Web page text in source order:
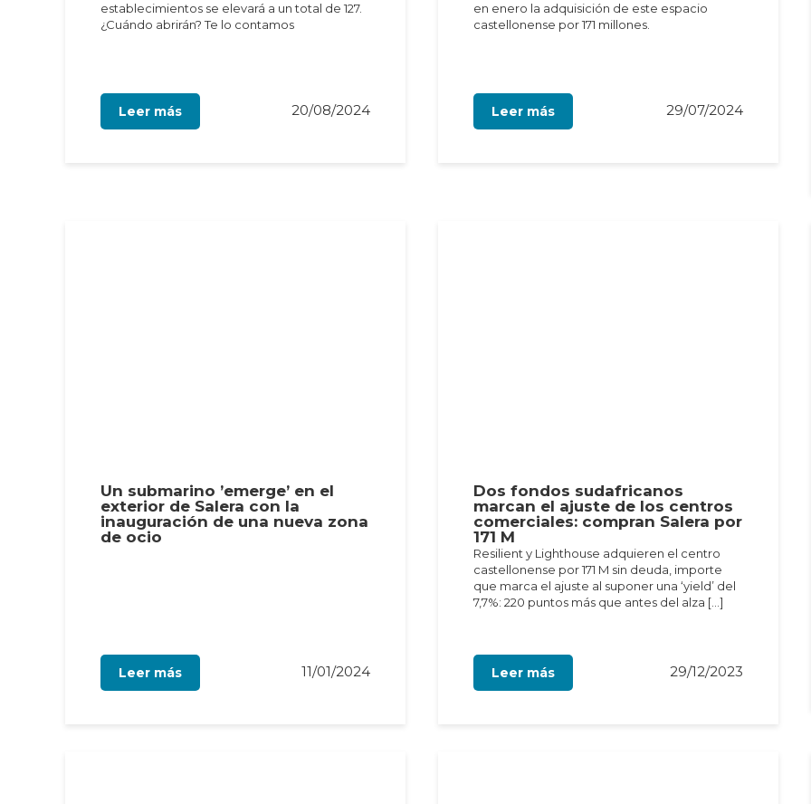
establecimientos se elevará a un total de 127.
¿Cuándo abrirán? Te lo contamos
Leer más 20/08/2024
en enero la adquisición de este espacio
castellonense por 171 millones.
Leer más 29/07/2024
Un submarino ’emerge’ en el
exterior de Salera con la
inauguración de una nueva zona
de ocio
Leer más 11/01/2024
Dos fondos sudafricanos
marcan el ajuste de los centros
comerciales: compran Salera por
171 M
Resilient y Lighthouse adquieren el centro
castellonense por 171 M sin deuda, importe
que marca el ajuste al suponer una ‘yield’ del
7,7%: 220 puntos más que antes del alza […]
Leer más 29/12/2023